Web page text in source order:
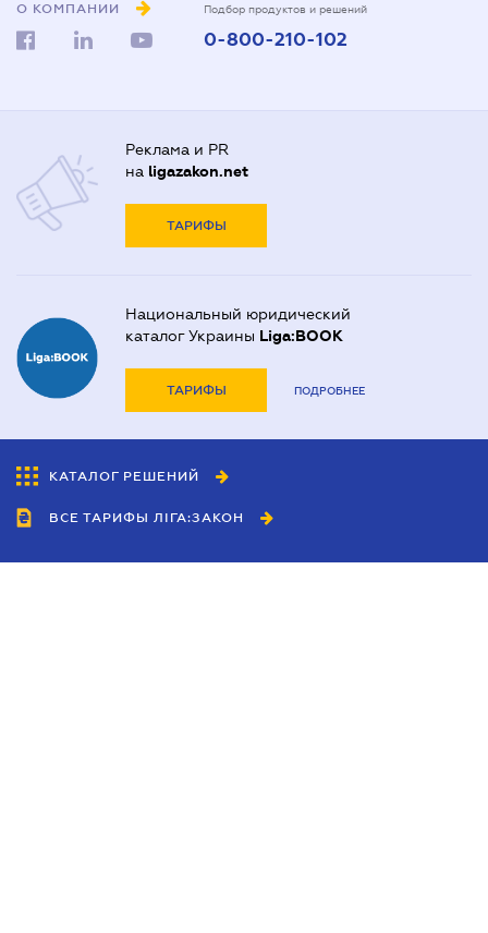
О КОМПАНИИ Подбор продуктов и решений
0-800-210-102
Реклама и PR
на ligazakon.net
ТАРИФЫ
Национальный юридический
каталог Украины Liga:BOOK
ТАРИФЫ ПОДРОБНЕЕ
КАТАЛОГ РЕШЕНИЙ
ВСЕ ТАРИФЫ ЛІГА:ЗАКОН